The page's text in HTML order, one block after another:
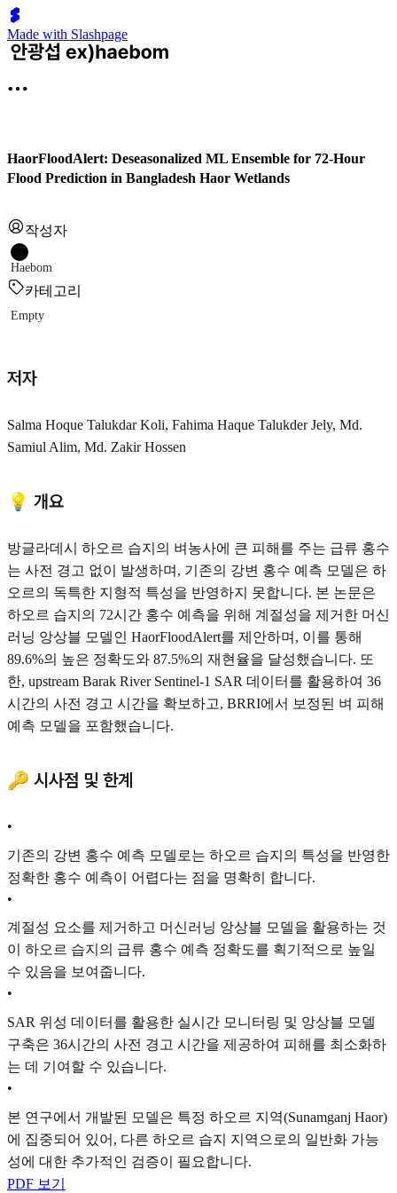
Made with Slashpage
HaorFloodAlert: Deseasonalized ML Ensemble for 72-Hour
Flood Prediction in Bangladesh Haor Wetlands
작성자
Haebom
카테고리
Empty
저자
Salma Hoque Talukdar Koli, Fahima Haque Talukder Jely, Md.
Samiul Alim, Md. Zakir Hossen
💡 개요
방글라데시 하오르 습지의 벼농사에 큰 피해를 주는 급류 홍수
는 사전 경고 없이 발생하며, 기존의 강변 홍수 예측 모델은 하
오르의 독특한 지형적 특성을 반영하지 못합니다. 본 논문은
하오르 습지의 72시간 홍수 예측을 위해 계절성을 제거한 머신
러닝 앙상블 모델인 HaorFloodAlert를 제안하며, 이를 통해
89.6%의 높은 정확도와 87.5%의 재현율을 달성했습니다. 또
한, upstream Barak River Sentinel-1 SAR 데이터를 활용하여 36
시간의 사전 경고 시간을 확보하고, BRRI에서 보정된 벼 피해
예측 모델을 포함했습니다.
🔑 시사점 및 한계
•
기존의 강변 홍수 예측 모델로는 하오르 습지의 특성을 반영한
정확한 홍수 예측이 어렵다는 점을 명확히 합니다.
•
계절성 요소를 제거하고 머신러닝 앙상블 모델을 활용하는 것
이 하오르 습지의 급류 홍수 예측 정확도를 획기적으로 높일
수 있음을 보여줍니다.
•
SAR 위성 데이터를 활용한 실시간 모니터링 및 앙상블 모델
구축은 36시간의 사전 경고 시간을 제공하여 피해를 최소화하
는 데 기여할 수 있습니다.
•
본 연구에서 개발된 모델은 특정 하오르 지역(Sunamganj Haor)
에 집중되어 있어, 다른 하오르 습지 지역으로의 일반화 가능
성에 대한 추가적인 검증이 필요합니다.
PDF 보기